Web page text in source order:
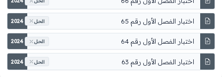
اختبار الفصل الأول رقم 65 2024 الحل
اختبار الفصل الأول رقم 64 2024 الحل
اختبار الفصل الأول رقم 63 2024 الحل